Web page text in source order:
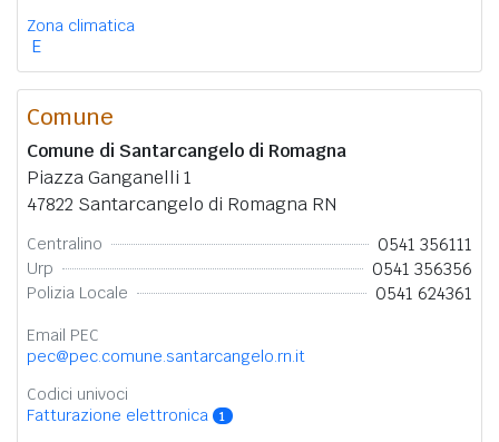
Zona climatica
E
Comune
Comune di Santarcangelo di Romagna
Piazza Ganganelli 1
47822 Santarcangelo di Romagna RN
Centralino 0541 356111
Urp 0541 356356
Polizia Locale 0541 624361
Email PEC
pec@pec.comune.santarcangelo.rn.it
Codici univoci
Fatturazione elettronica
1